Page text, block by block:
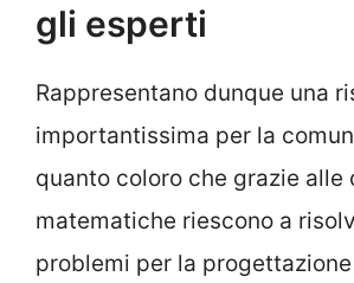
gli esperti
Rappresentano dunque una
importantissima per la
quanto coloro che grazie alle
matematiche riescono a
problemi per la